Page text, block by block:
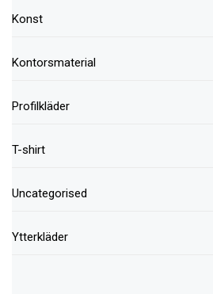
Konst
Kontorsmaterial
Profilkläder
T-shirt
Uncategorised
Ytterkläder